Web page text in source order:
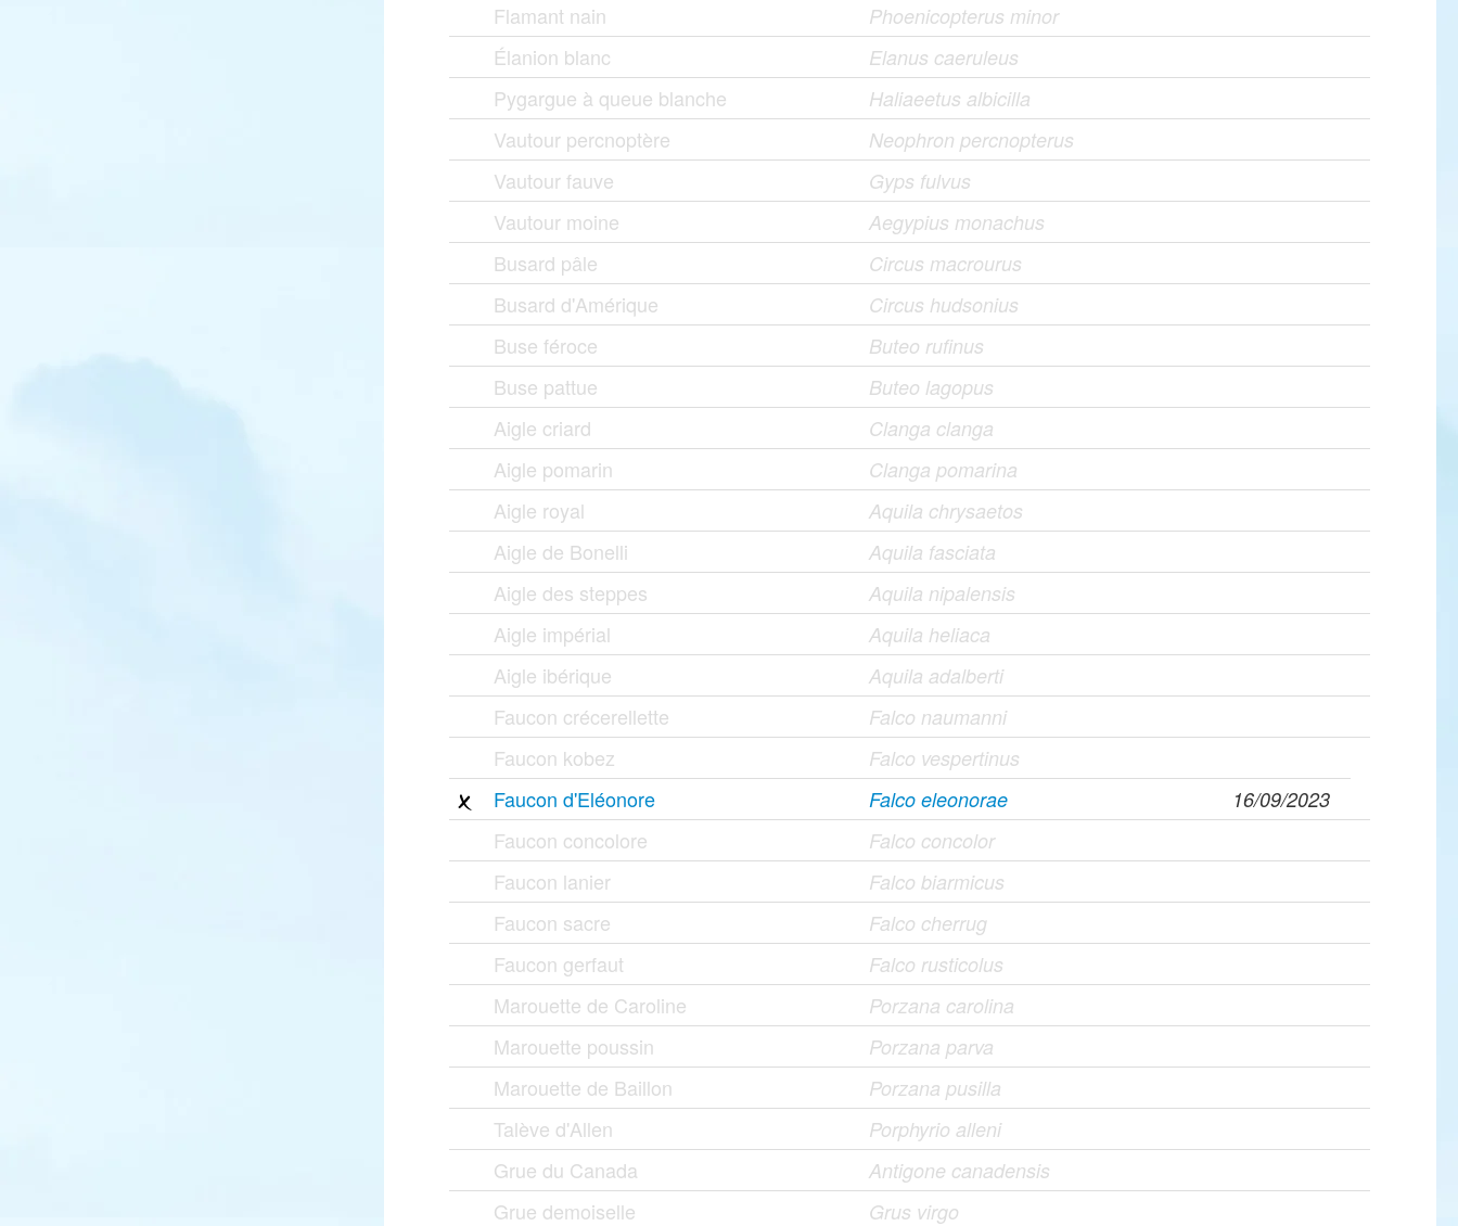
Flamant nain Phoenicopterus minor
Élanion blanc Elanus caeruleus
Pygargue à queue blanche Haliaeetus albicilla
Vautour percnoptère Neophron percnopterus
Vautour fauve Gyps fulvus
Vautour moine Aegypius monachus
Busard pâle Circus macrourus
Busard d'Amérique Circus hudsonius
Buse féroce Buteo rufinus
Buse pattue Buteo lagopus
Aigle criard Clanga clanga
Aigle pomarin Clanga pomarina
Aigle royal Aquila chrysaetos
Aigle de Bonelli Aquila fasciata
Aigle des steppes Aquila nipalensis
Aigle impérial Aquila heliaca
Aigle ibérique Aquila adalberti
Faucon crécerellette Falco naumanni
Faucon kobez Falco vespertinus
Faucon d'Eléonore Falco eleonorae 16/09/2023
Faucon concolore Falco concolor
Faucon lanier Falco biarmicus
Faucon sacre Falco cherrug
Faucon gerfaut Falco rusticolus
Marouette de Caroline Porzana carolina
Marouette poussin Porzana parva
Marouette de Baillon Porzana pusilla
Talève d'Allen Porphyrio alleni
Grue du Canada Antigone canadensis
Grue demoiselle Grus virgo